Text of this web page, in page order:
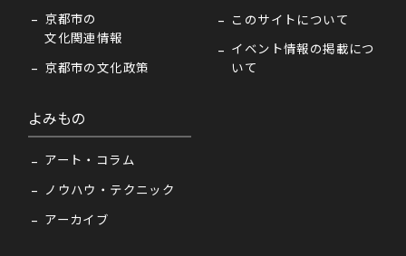
京都市の
文化関連情報
京都市の文化政策
よみもの
アート・コラム
ノウハウ・テクニック
アーカイブ
このサイトについて
イベント情報の掲載につ
いて